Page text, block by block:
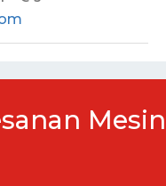
Mesin